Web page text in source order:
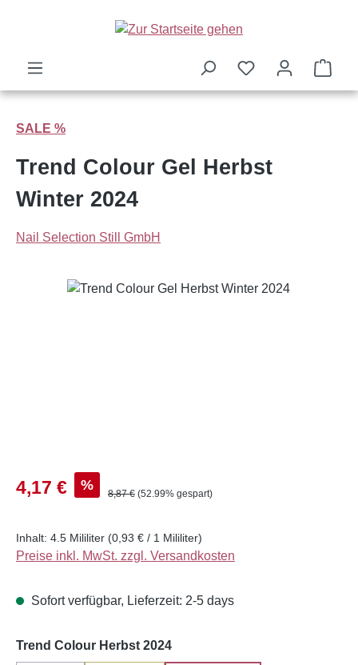
Zum Hauptinhalt springen
SALE %
Trend Colour Gel Herbst
Winter 2024
Nail Selection Still GmbH
Bildergalerie überspringen
Verkaufspreis:
4,17 € % Regulärer Preis:
8,87 € (52.99% gespart)
Inhalt: 4.5 Mililiter (0,93 € / 1 Mililiter)
Preise inkl. MwSt. zzgl. Versandkosten
Sofort verfügbar, Lieferzeit: 2-5 days
Trend Colour Herbst 2024auswählen